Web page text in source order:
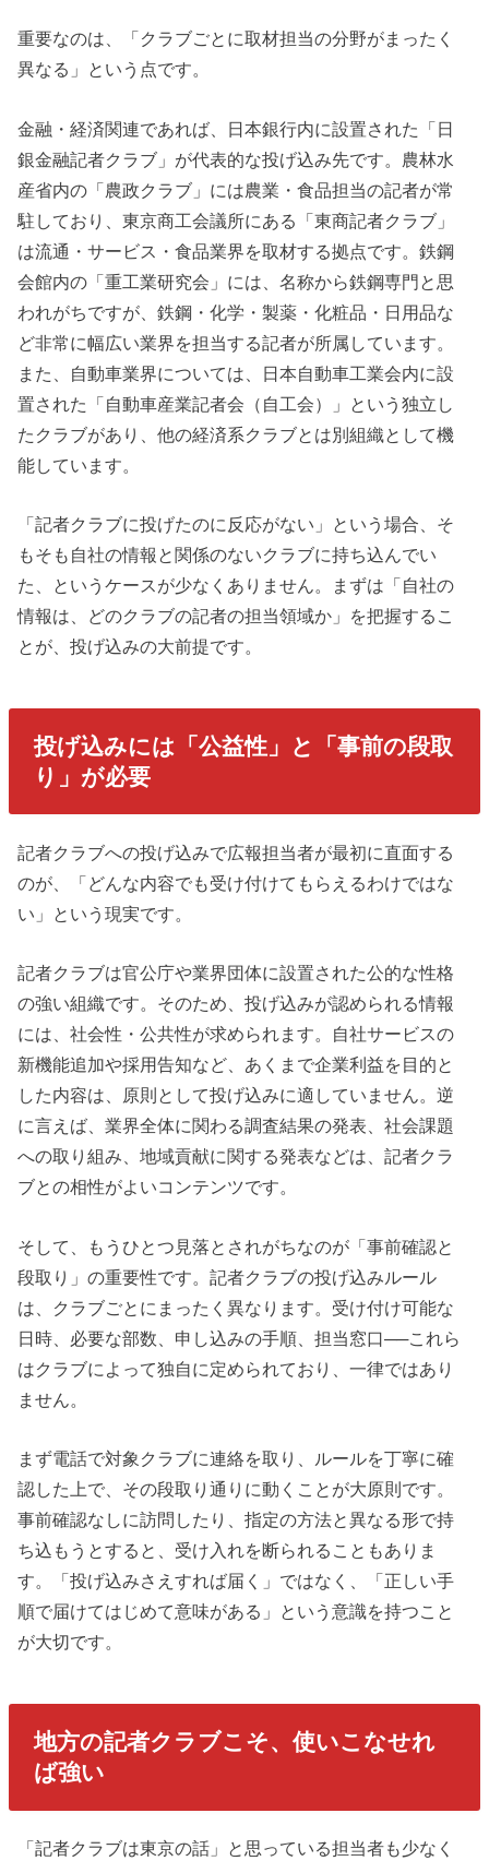
重要なのは、「クラブごとに取材担当の分野がまったく
異なる」という点です。
金融・経済関連であれば、日本銀行内に設置された「日
銀金融記者クラブ」が代表的な投げ込み先です。農林水
産省内の「農政クラブ」には農業・食品担当の記者が常
駐しており、東京商工会議所にある「東商記者クラブ」
は流通・サービス・食品業界を取材する拠点です。鉄鋼
会館内の「重工業研究会」には、名称から鉄鋼専門と思
われがちですが、鉄鋼・化学・製薬・化粧品・日用品な
ど非常に幅広い業界を担当する記者が所属しています。
また、自動車業界については、日本自動車工業会内に設
置された「自動車産業記者会（自工会）」という独立し
たクラブがあり、他の経済系クラブとは別組織として機
能しています。
「記者クラブに投げたのに反応がない」という場合、そ
もそも自社の情報と関係のないクラブに持ち込んでい
た、というケースが少なくありません。まずは「自社の
情報は、どのクラブの記者の担当領域か」を把握するこ
とが、投げ込みの大前提です。
投げ込みには「公益性」と「事前の段取
り」が必要
記者クラブへの投げ込みで広報担当者が最初に直面する
のが、「どんな内容でも受け付けてもらえるわけではな
い」という現実です。
記者クラブは官公庁や業界団体に設置された公的な性格
の強い組織です。そのため、投げ込みが認められる情報
には、社会性・公共性が求められます。自社サービスの
新機能追加や採用告知など、あくまで企業利益を目的と
した内容は、原則として投げ込みに適していません。逆
に言えば、業界全体に関わる調査結果の発表、社会課題
への取り組み、地域貢献に関する発表などは、記者クラ
ブとの相性がよいコンテンツです。
そして、もうひとつ見落とされがちなのが「事前確認と
段取り」の重要性です。記者クラブの投げ込みルール
は、クラブごとにまったく異なります。受け付け可能な
日時、必要な部数、申し込みの手順、担当窓口──これら
はクラブによって独自に定められており、一律ではあり
ません。
まず電話で対象クラブに連絡を取り、ルールを丁寧に確
認した上で、その段取り通りに動くことが大原則です。
事前確認なしに訪問したり、指定の方法と異なる形で持
ち込もうとすると、受け入れを断られることもありま
す。「投げ込みさえすれば届く」ではなく、「正しい手
順で届けてはじめて意味がある」という意識を持つこと
が大切です。
地方の記者クラブこそ、使いこなせれ
ば強い
「記者クラブは東京の話」と思っている担当者も少なく